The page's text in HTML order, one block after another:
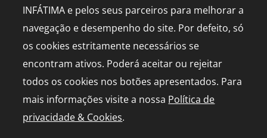
Diário de Bordo
Agenda
Capelinha em direto
Publicidade
Media Kit
© 2026 infatima.pt™. Todos os direitos reservados
INFÁTIMA e pelos seus parceiros para melhorar a
navegação e desempenho do site. Por defeito, só
os cookies estritamente necessários se
encontram ativos. Poderá aceitar ou rejeitar
todos os cookies nos botões apresentados. Para
mais informações visite a nossa Política de
privacidade & Cookies.